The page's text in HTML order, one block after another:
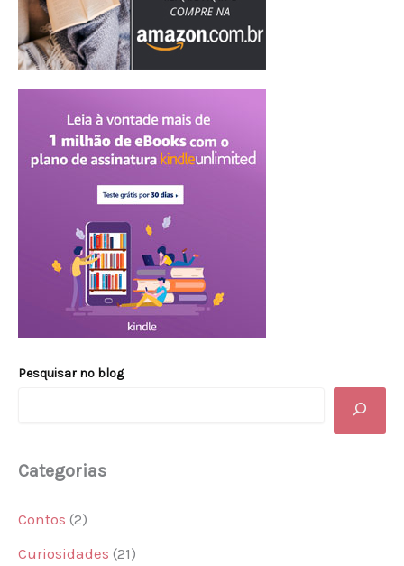
Pesquisar no blog
Categorias
Contos (2)
Curiosidades (21)